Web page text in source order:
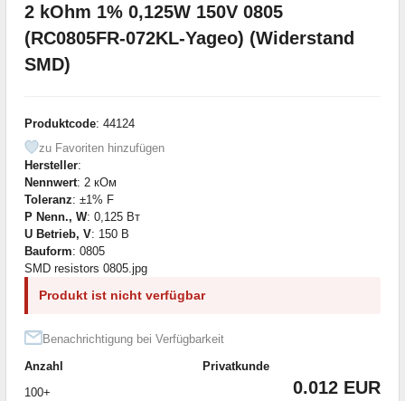
2 kOhm 1% 0,125W 150V 0805
(RC0805FR-072KL-Yageo) (Widerstand
SMD)
Produktcode: 44124
zu Favoriten hinzufügen
Hersteller:
Nennwert: 2 кОм
Toleranz: ±1% F
P Nenn., W: 0,125 Вт
U Betrieb, V: 150 В
Bauform: 0805
SMD resistors 0805.jpg
Produkt ist nicht verfügbar
Benachrichtigung bei Verfügbarkeit
Anzahl
Privatkunde
100+
0.012 EUR